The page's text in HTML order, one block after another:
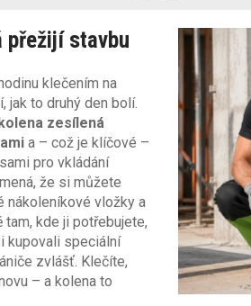
přežijí stavbu
klečením na
jak to druhý den bolí.
zesílená
a – což je klíčové –
pro vkládání
že si můžete
nákoleníkové vložky a
tam, kde ji potřebujete,
kupovali speciální
zvlášť. Klečíte,
– a kolena to